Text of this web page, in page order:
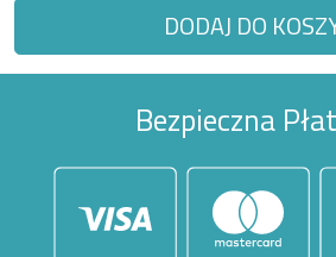
DODAJ DO
Bezpieczna